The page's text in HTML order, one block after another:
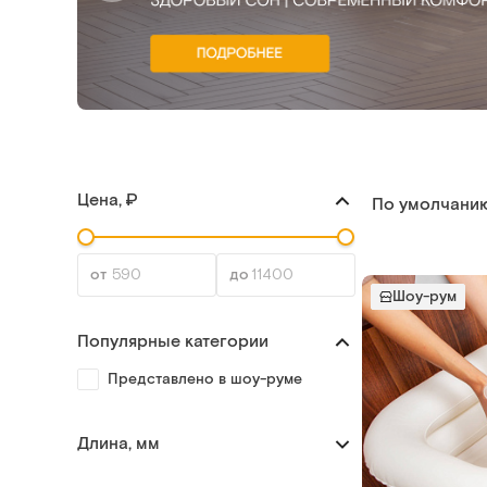
Цена, ₽
Популярные категории
Представлено в шоу-руме
Длина, мм
По
Шоу-рум